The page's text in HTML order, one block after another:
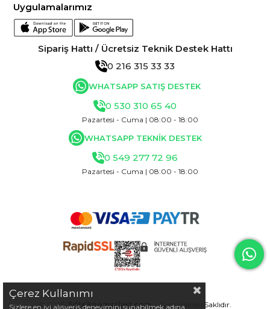
Uygulamalarımız
Sipariş Hattı / Ücretsiz Teknik Destek Hattı
0 216 315 33 33
WHATSAPP SATIŞ DESTEK
0 530 310 65 40
Pazartesi - Cuma | 08:00 - 18:00
WHATSAPP TEKNİK DESTEK
0 549 277 72 96
Pazartesi - Cuma | 08:00 - 18:00
© 2025 3dteknomarket.com - Tüm Hakları Saklıdır.
Çerez Kullanımı
Sizlere en iyi alışveriş deneyimini sunabilmek adına